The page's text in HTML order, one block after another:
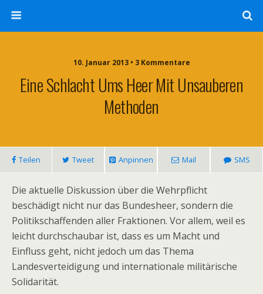
10. Januar 2013 • 3 Kommentare
Eine Schlacht Ums Heer Mit Unsauberen
Methoden
Teilen Tweet Anpinnen Mail SMS
Die aktuelle Diskussion über die Wehrpflicht
beschädigt nicht nur das Bundesheer, sondern die
Politikschaffenden aller Fraktionen. Vor allem, weil es
leicht durchschaubar ist, dass es um Macht und
Einfluss geht, nicht jedoch um das Thema
Landesverteidigung und internationale militärische
Solidarität.